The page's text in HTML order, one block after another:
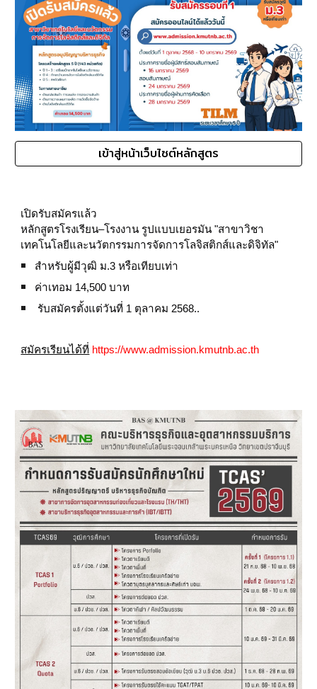
เข้าสู่หน้าเว็บไซต์หลักสูตร
เปิดรับสมัครแล้ว
หลักสูตรโรงเรียน–โรงงาน รูปแบบเยอรมัน "สาขาวิชา
เทคโนโลยีและนวัตกรรมการจัดการโลจิสติกส์และดิจิทัล"
สำหรับผู้มีวุฒิ ม.3 หรือเทียบเท่า
ค่าเทอม 14,500 บาท
รับสมัครตั้งแต่วันที่ 1 ตุลาคม 2568..
สมัครเรียนได้ที่ https://www.admission.kmutnb.ac.th